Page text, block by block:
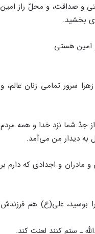
و صداقت، و محلّ راز امین
بخشید.
امین هستی.
سرور تمامی زنان عالم، و
جدّ شما نزد خدا و همه مردم
به دیدار من می‌آمد.
و اجدادی که دارم بر
بوسید، علی(ع) هم فرزندش
ـ ستم کنند لعنت کند.